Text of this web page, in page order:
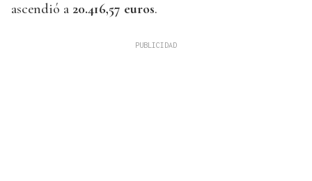
ascendió a 20.416,57 euros.